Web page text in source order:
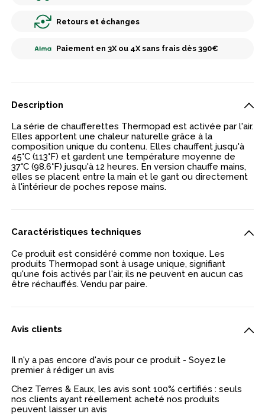
Retours et échanges
Paiement en 3X ou 4X sans frais dès 390€
Description
La série de chaufferettes Thermopad est activée par l'air.
Elles apportent une chaleur naturelle grâce à la
composition unique du contenu. Elles chauffent jusqu'à
45°C (113°F) et gardent une température moyenne de
37°C (98.6°F) jusqu'à 12 heures. En version chauffe mains,
elles se placent entre la main et le gant ou directement
à l'intérieur de poches repose mains.
Caractéristiques techniques
Ce produit est considéré comme non toxique. Les
produits Thermopad sont à usage unique, signifiant
qu'une fois activés par l'air, ils ne peuvent en aucun cas
être réchauffés. Vendu par paire.
Avis clients
Il n'y a pas encore d'avis pour ce produit - Soyez le
premier à rédiger un avis
Chez Terres & Eaux, les avis sont 100% certifiés : seuls
nos clients ayant réellement acheté nos produits
peuvent laisser un avis